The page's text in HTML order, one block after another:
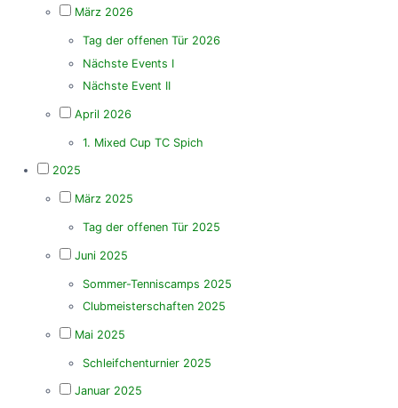
März 2026
Tag der offenen Tür 2026
Nächste Events I
Nächste Event II
April 2026
1. Mixed Cup TC Spich
2025
März 2025
Tag der offenen Tür 2025
Juni 2025
Sommer-Tenniscamps 2025
Clubmeisterschaften 2025
Mai 2025
Schleifchenturnier 2025
Januar 2025